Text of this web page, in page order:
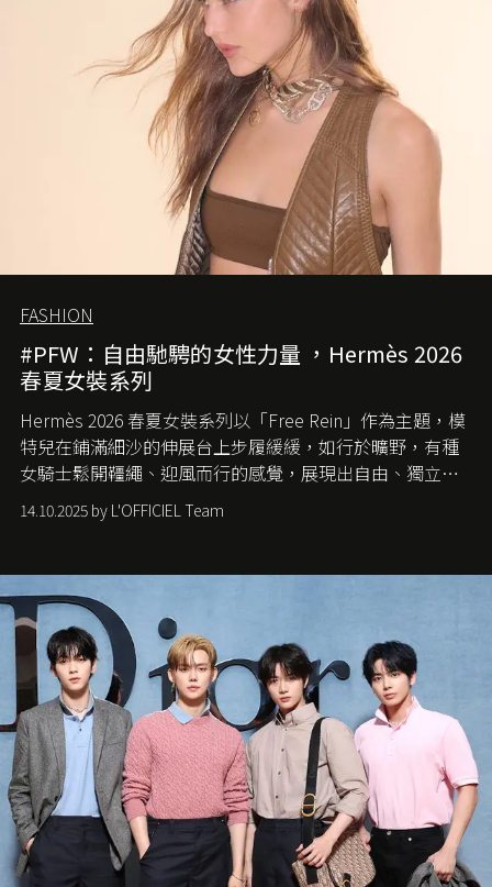
FASHION
#PFW：自由馳騁的女性力量 ，Hermès 2026
春夏女裝系列
Hermès 2026 春夏女裝系列以「Free Rein」作為主題，模
特兒在鋪滿細沙的伸展台上步履緩緩，如行於曠野，有種
女騎士鬆開韁繩、迎風而行的感覺，展現出自由、獨立與
從容的態度。
14.10.2025 by L'OFFICIEL Team